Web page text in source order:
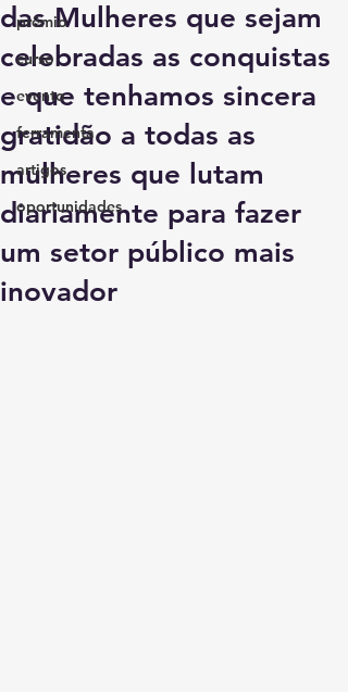
prêmio
curso
evento
ferramenta
artigos
oportunidades
das Mulheres que sejam
celebradas as conquistas
e que tenhamos sincera
gratidão a todas as
mulheres que lutam
diariamente para fazer
um setor público mais
inovador